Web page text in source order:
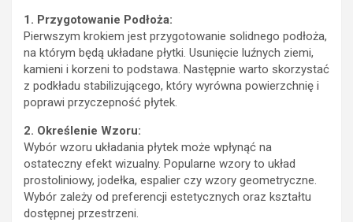
1. Przygotowanie Podłoża:
Pierwszym krokiem jest przygotowanie solidnego podłoża,
na którym będą układane płytki. Usunięcie luźnych ziemi,
kamieni i korzeni to podstawa. Następnie warto skorzystać
z podkładu stabilizującego, który wyrówna powierzchnię i
poprawi przyczepność płytek.
2. Określenie Wzoru:
Wybór wzoru układania płytek może wpłynąć na
ostateczny efekt wizualny. Popularne wzory to układ
prostoliniowy, jodełka, espalier czy wzory geometryczne.
Wybór zależy od preferencji estetycznych oraz kształtu
dostępnej przestrzeni.